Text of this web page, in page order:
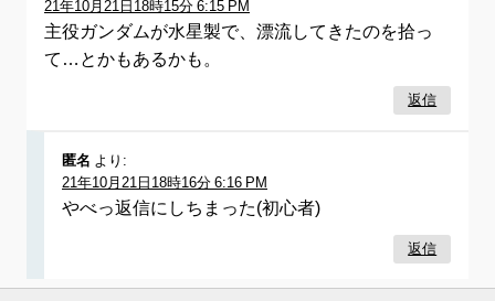
21年10月21日18時15分 6:15 PM
主役ガンダムが水星製で、漂流してきたのを拾っ
て…とかもあるかも。
返信
匿名 より:
21年10月21日18時16分 6:16 PM
やべっ返信にしちまった(初心者)
返信